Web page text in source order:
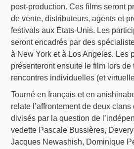
post-production. Ces films seront
de vente, distributeurs, agents et
festivals aux États-Unis. Les
seront encadrés par des
à New York et à Los Angeles. Les
présenteront ensuite le film lors de
rencontres individuelles (et
Tourné en français et en
relate l’affrontement de deux clans
divisés par la question de
vedette Pascale Bussières,
Jacques Newashish, Dominique